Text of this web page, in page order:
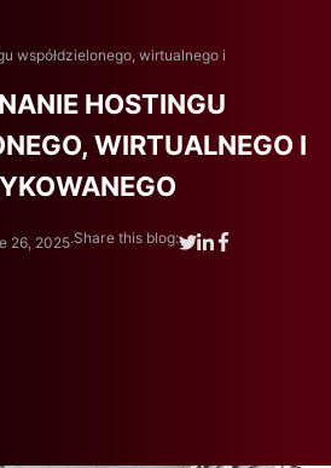
współdzielonego, wirtualnego i
HOSTINGU
WIRTUALNEGO I
26, 2025.Share this blog: